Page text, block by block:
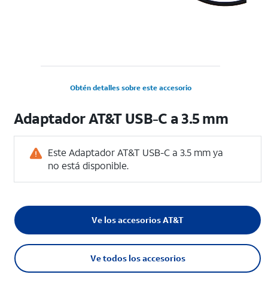
Obtén detalles sobre este accesorio
Adaptador AT&T USB-C a 3.5 mm
Este Adaptador AT&T USB-C a 3.5 mm ya
no está disponible.
Ve todos los accesorios
Ve los accesorios AT&T